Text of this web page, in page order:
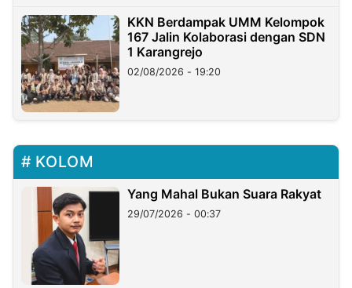
KKN Berdampak UMM Kelompok
167 Jalin Kolaborasi dengan SDN
1 Karangrejo
02/08/2026 - 19:20
KOLOM
Yang Mahal Bukan Suara Rakyat
29/07/2026 - 00:37